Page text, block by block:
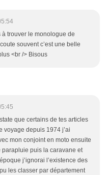
à trouver le monologue de
souvent c’est une belle
<br /> Bisous
que certains de tes articles
voyage depuis 1974 j’ai
mon conjoint en moto ensuite
puis la caravane et
j’ignorai l’existence des
les classer par département